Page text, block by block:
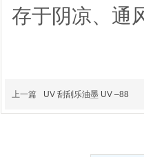
存于阴凉、通
上一篇 UV 刮刮乐油墨 UV –88